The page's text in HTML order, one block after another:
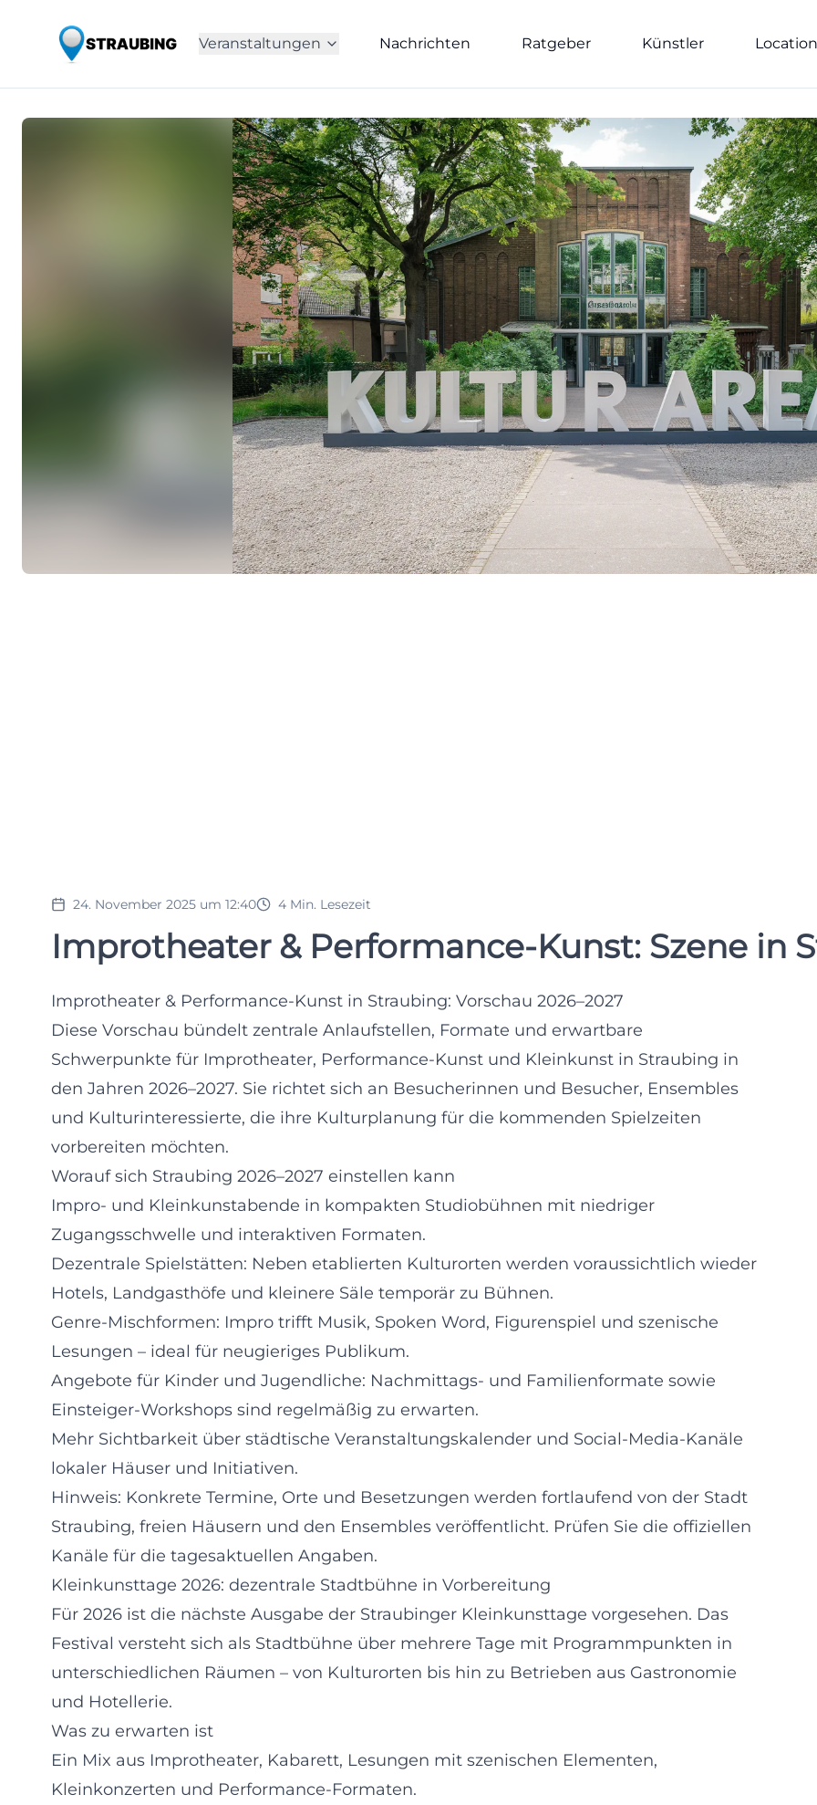
Veranstaltungen Nachrichten Ratgeber Künstler
24. November 2025 um 12:40 4 Min. Lesezeit
Improtheater & Performance-Kunst: Szene in
Improtheater & Performance-Kunst in Straubing: Vorschau 2026–2027
Diese Vorschau bündelt zentrale Anlaufstellen, Formate und erwartbare
Schwerpunkte für Improtheater, Performance-Kunst und Kleinkunst in Straubing in
den Jahren 2026–2027. Sie richtet sich an Besucherinnen und Besucher, Ensembles
und Kulturinteressierte, die ihre Kulturplanung für die kommenden Spielzeiten
vorbereiten möchten.
Worauf sich Straubing 2026–2027 einstellen kann
Impro- und Kleinkunstabende in kompakten Studiobühnen mit niedriger
Zugangsschwelle und interaktiven Formaten.
Dezentrale Spielstätten: Neben etablierten Kulturorten werden voraussichtlich wieder
Hotels, Landgasthöfe und kleinere Säle temporär zu Bühnen.
Genre-Mischformen: Impro trifft Musik, Spoken Word, Figurenspiel und szenische
Lesungen – ideal für neugieriges Publikum.
Angebote für Kinder und Jugendliche: Nachmittags- und Familienformate sowie
Einsteiger-Workshops sind regelmäßig zu erwarten.
Mehr Sichtbarkeit über städtische Veranstaltungskalender und Social-Media-Kanäle
lokaler Häuser und Initiativen.
Hinweis: Konkrete Termine, Orte und Besetzungen werden fortlaufend von der Stadt
Straubing, freien Häusern und den Ensembles veröffentlicht. Prüfen Sie die offiziellen
Kanäle für die tagesaktuellen Angaben.
Kleinkunsttage 2026: dezentrale Stadtbühne in Vorbereitung
Für 2026 ist die nächste Ausgabe der Straubinger Kleinkunsttage vorgesehen. Das
Festival versteht sich als Stadtbühne über mehrere Tage mit Programmpunkten in
unterschiedlichen Räumen – von Kulturorten bis hin zu Betrieben aus Gastronomie
und Hotellerie.
Was zu erwarten ist
Ein Mix aus Improtheater, Kabarett, Lesungen mit szenischen Elementen,
Kleinkonzerten und Performance-Formaten.